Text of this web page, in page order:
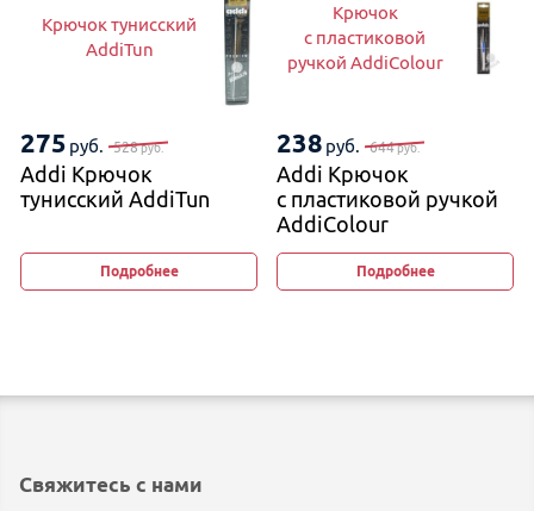
Крючок тунисский
AddiTun
275 руб. 528руб.
Addi Крючок
тунисский AddiTun
Подробнее
Крючок
с пластиковой
ручкой AddiColour
238 руб. 644руб.
Addi Крючок
с пластиковой ручкой
AddiColour
Подробнее
Свяжитесь с нами